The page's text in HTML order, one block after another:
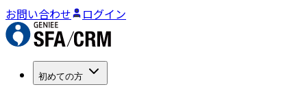
お問い合わせ ログイン
初めての方